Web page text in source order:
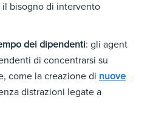
bisogno di intervento
dei dipendenti: gli agent
di concentrarsi su
come la creazione di nuove
distrazioni legate a